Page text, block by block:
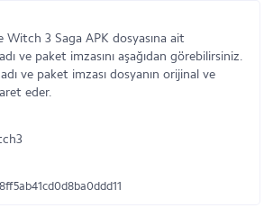
Witch 3 Saga APK dosyasına ait
ve paket imzasını aşağıdan görebilirsiniz.
ve paket imzası dosyanın orijinal ve
eder.